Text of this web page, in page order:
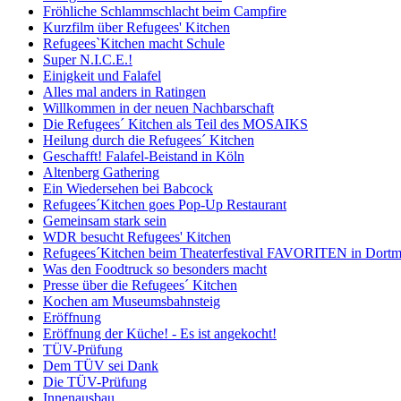
Fröhliche Schlammschlacht beim Campfire
Kurzfilm über Refugees' Kitchen
Refugees`Kitchen macht Schule
Super N.I.C.E.!
Einigkeit und Falafel
Alles mal anders in Ratingen
Willkommen in der neuen Nachbarschaft
Die Refugees´ Kitchen als Teil des MOSAIKS
Heilung durch die Refugees´ Kitchen
Geschafft! Falafel-Beistand in Köln
Altenberg Gathering
Ein Wiedersehen bei Babcock
Refugees´Kitchen goes Pop-Up Restaurant
Gemeinsam stark sein
WDR besucht Refugees' Kitchen
Refugees´Kitchen beim Theaterfestival FAVORITEN in
Was den Foodtruck so besonders macht
Presse über die Refugees´ Kitchen
Kochen am Museumsbahnsteig
Eröffnung
Eröffnung der Küche! - Es ist angekocht!
TÜV-Prüfung
Dem TÜV sei Dank
Die TÜV-Prüfung
Innenausbau